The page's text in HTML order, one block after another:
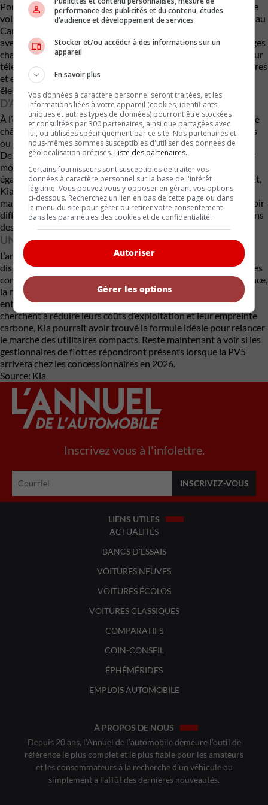
Pour les utilisateurs qui passent de longues journées derrière le
volant, la version Plus ajoute plusieurs équipements appréciés au
Canada. On retrouve notamment un moniteur d’angles morts
avec affichage vidéo, une caméra à vision périphérique, des sièges
chauffants, un volant chauffant ainsi qu’un chargeur sans fil pour
téléphone. Kia ajoute également des prises de courant intérieures
et extérieures permettant d’alimenter de petits appareils
électriques directement à partir de la batterie du véhicule.
D’AUTRES VARIANTES POSSIBLES
À l’échelle mondiale, la PV5 est également offerte sous forme de
châssis-cabine, permettant l’installation de caissons spécialisés
ou de plateformes de travail adaptées à différentes industries.
Des versions destinées au transport de passagers ainsi que des
modèles adaptés aux personnes à mobilité réduite sont
également commercialisés dans certains marchés. Pour l’instant,
Kia Canadan’a pas confirmé l’arrivée de ces variantes au pays,
mais le constructeur indique que la fourgonnette pourra recevoir
différentes solutions d’aménagement pour répondre aux besoins
des entreprises canadiennes.
UN MARCHÉ QUI RENAÎT
L’arrivée au PV5 marque le retour d’un segment pratiquement
disparu au Canada. Contrairement aux anciennes fourgonnettes
compactes qui misaient exclusivement sur des moteurs à essence,
la nouvelle venue adopte dès le départ une architecture
entièrement électrique. Dans un contexte où les entreprises
cherchent à réduire leurs coûts d’exploitation et leur empreinte
carbone, Kia pourrait avoir trouvé la formule idéale pour relancer
le marché des utilitaires compacts. Reste maintenant à voir si les
gestionnaires de flottes répondront présents lorsque la PV5
arrivera chez les concessionnaires en 2026.
Source: Kia
Inscrivez vous à l'infolettre.
LIENS UTILES
ACTUALITÉS
BANCS D'ESSAIS
VOITURES NEUVES
VOITURES ÉCOLOS
VOITURES CLASSIQUES
COMPARATIFS
COIN-CONSEIL
ÉPHÉMÉRIDES
EMPLOIS AUTOMOBILE
À PROPOS DE NOUS
Depuis 20 ans, l’Annuel de l’automobile demeure l’outil de
référence le plus complet et le plus fiable pour les amateurs
et les consommateurs à la recherche d’un véhicule ou
simplement à l’affût des dernières nouveautés.
performance des publicités et du contenu, études
d’audience et développement de services
Stocker et/ou accéder à des informations sur un
appareil
En savoir plus
Vos données à caractère personnel seront traitées, et les
informations liées à votre appareil (cookies, identifiants
uniques et autres types de données) pourront être stockées
et consultées par 300 partenaires, ainsi que partagées avec
lui, ou utilisées spécifiquement par ce site. Nos partenaires et
nous-mêmes sommes susceptibles d'utiliser des données de
géolocalisation précises. Liste des partenaires.
Certains fournisseurs sont susceptibles de traiter vos
données à caractère personnel sur la base de l'intérêt
légitime. Vous pouvez vous y opposer en gérant vos options
ci-dessous. Recherchez un lien en bas de cette page ou dans
le menu du site pour gérer ou retirer votre consentement
dans les paramètres des cookies et de confidentialité.
Autoriser
Gérer les options